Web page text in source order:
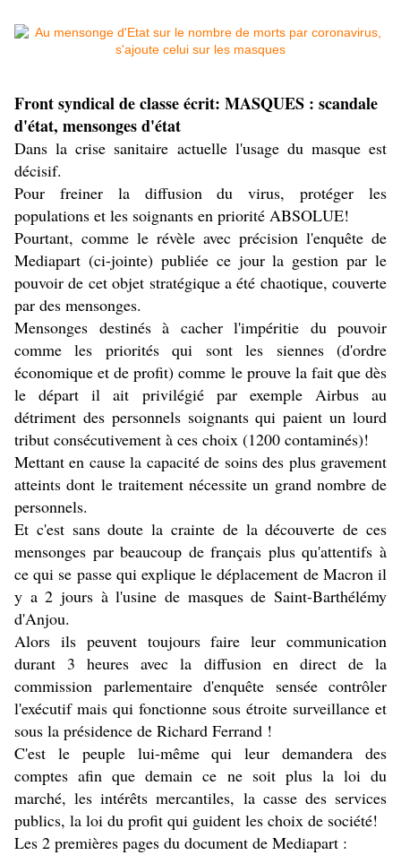
Front syndical de classe écrit: MASQUES : scandale
d'état, mensonges d'état
Dans la crise sanitaire actuelle l'usage du masque est
décisif.
Pour freiner la diffusion du virus, protéger les
populations et les soignants en priorité ABSOLUE!
Pourtant, comme le révèle avec précision l'enquête de
Mediapart (ci-jointe) publiée ce jour la gestion par le
pouvoir de cet objet stratégique a été chaotique, couverte
par des mensonges.
Mensonges destinés à cacher l'impéritie du pouvoir
comme les priorités qui sont les siennes (d'ordre
économique et de profit) comme le prouve la fait que dès
le départ il ait privilégié par exemple Airbus au
détriment des personnels soignants qui paient un lourd
tribut consécutivement à ces choix (1200 contaminés)!
Mettant en cause la capacité de soins des plus gravement
atteints dont le traitement nécessite un grand nombre de
personnels.
Et c'est sans doute la crainte de la découverte de ces
mensonges par beaucoup de français plus qu'attentifs à
ce qui se passe qui explique le déplacement de Macron il
y a 2 jours à l'usine de masques de Saint-Barthélémy
d'Anjou.
Alors ils peuvent toujours faire leur communication
durant 3 heures avec la diffusion en direct de la
commission parlementaire d'enquête sensée contrôler
l'exécutif mais qui fonctionne sous étroite surveillance et
sous la présidence de Richard Ferrand !
C'est le peuple lui-même qui leur demandera des
comptes afin que demain ce ne soit plus la loi du
marché, les intérêts mercantiles, la casse des services
publics, la loi du profit qui guident les choix de société!
Les 2 premières pages du document de Mediapart :